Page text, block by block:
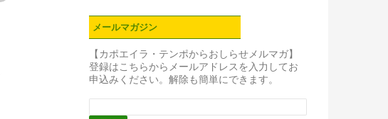
メールマガジン
【カポエイラ・テンポからおしらせメルマガ】
登録はこちらからメールアドレスを入力してお
申込みください。解除も簡単にできます。